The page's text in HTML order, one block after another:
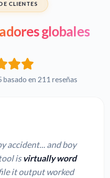
CLIENTES
globales
en 211 reseñas
accident... and boy
isvirtually word
it output worked